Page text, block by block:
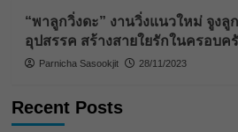
“พาลูกวิ่งดะ” งานวิ่งแนวใหม่ จูงลู
อุปสรรค สร้างสายใยรักในครอบค
Parnicha Sasookjit 28/11/2023
Recent Posts